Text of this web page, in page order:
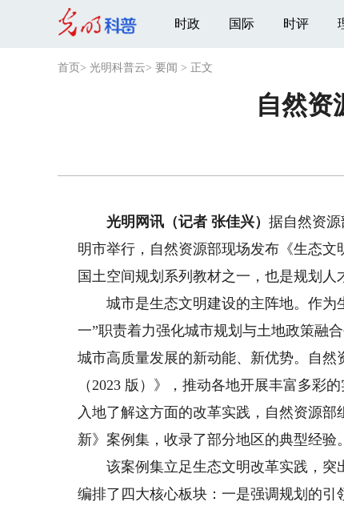
时政 国际 时评
首页 > 光明科普云> 要闻 > 正文
自然资
光明网讯（记者 张佳兴）据自然资
明市举行，自然资源部现场发布《生态
国土空间规划系列教材之一，也是规划人
城市是生态文明建设的主阵地。作为
一”职责着力强化城市规划与土地政策融
城市高质量发展的新动能、新优势。自然
（2023 版）》，推动各地开展丰富多彩
入地了解这方面的改革实践，自然资源
新》案例集，收录了部分地区的典型经验。
该案例集立足生态文明改革实践，突
编排了四大核心板块：一是强调规划的